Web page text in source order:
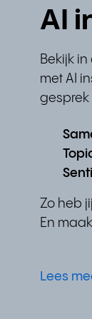
AI
Bekijk
met AI
gesprek
Zo heb
En
Lees